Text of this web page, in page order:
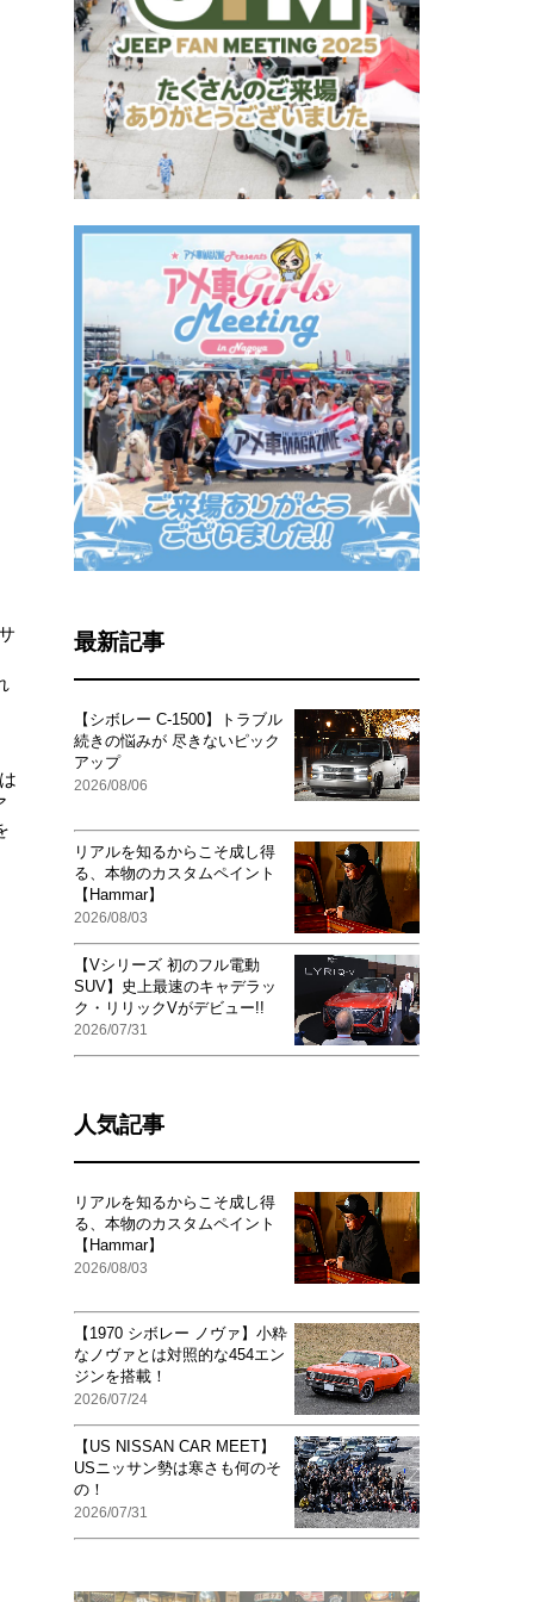
最新記事
【シボレー C-1500】トラブル
続きの悩みが 尽きないピック
アップ
2026/08/06
リアルを知るからこそ成し得
る、本物のカスタムペイント
【Hammar】
2026/08/03
【Vシリーズ 初のフル電動
SUV】史上最速のキャデラッ
ク・リリックVがデビュー!!
2026/07/31
人気記事
リアルを知るからこそ成し得
る、本物のカスタムペイント
【Hammar】
2026/08/03
【1970 シボレー ノヴァ】小粋
なノヴァとは対照的な454エン
ジンを搭載！
2026/07/24
【US NISSAN CAR MEET】
USニッサン勢は寒さも何のそ
の！
2026/07/31